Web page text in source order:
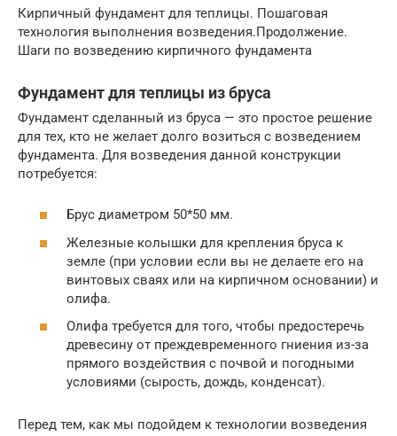
Кирпичный фундамент для теплицы. Пошаговая
технология выполнения возведения.Продолжение.
Шаги по возведению кирпичного фундамента
Фундамент для теплицы из бруса
Фундамент сделанный из бруса — это простое решение
для тех, кто не желает долго возиться с возведением
фундамента. Для возведения данной конструкции
потребуется:
Брус диаметром 50*50 мм.
Железные колышки для крепления бруса к
земле (при условии если вы не делаете его на
винтовых сваях или на кирпичном основании) и
олифа.
Олифа требуется для того, чтобы предостеречь
древесину от преждевременного гниения из-за
прямого воздействия с почвой и погодными
условиями (сырость, дождь, конденсат).
Перед тем, как мы подойдем к технологии возведения